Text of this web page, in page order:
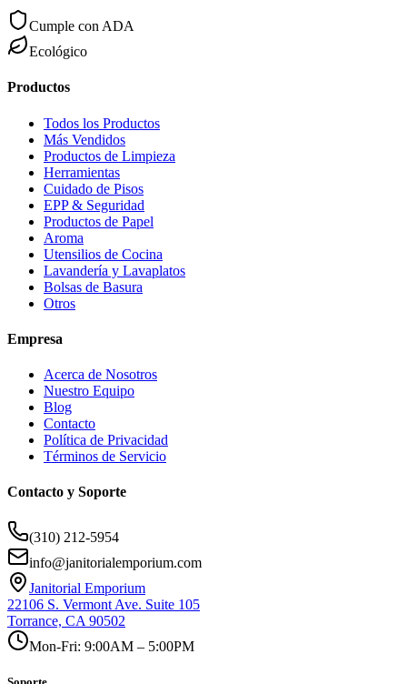
Cumple con ADA
Ecológico
Productos
Todos los Productos
Más Vendidos
Productos de Limpieza
Herramientas
Cuidado de Pisos
EPP & Seguridad
Productos de Papel
Aroma
Utensilios de Cocina
Lavandería y Lavaplatos
Bolsas de Basura
Otros
Empresa
Acerca de Nosotros
Nuestro Equipo
Blog
Contacto
Política de Privacidad
Términos de Servicio
Contacto y Soporte
(310) 212-5954
info@janitorialemporium.com
Janitorial Emporium
22106 S. Vermont Ave. Suite 105
Torrance, CA 90502
Mon-Fri: 9:00AM – 5:00PM